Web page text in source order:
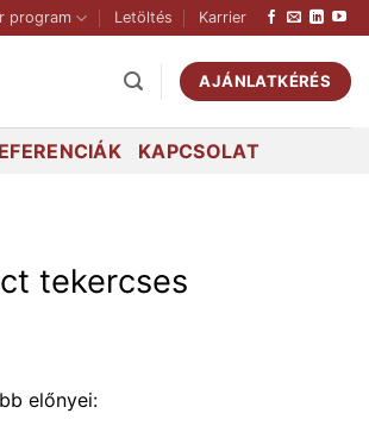
program Letöltés Karrier
AJÁNLATKÉRÉS
KAPCSOLAT
tekercses
előnyei: